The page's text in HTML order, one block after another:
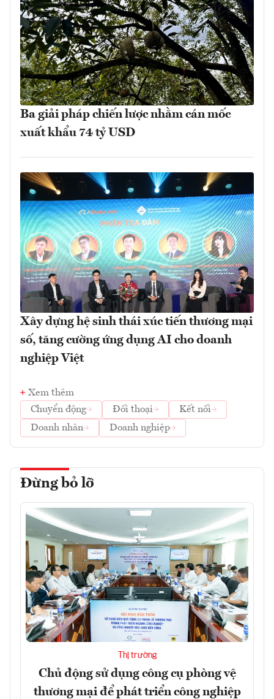
Ba giải pháp chiến lược nhằm cán mốc
xuất khẩu 74 tỷ USD
Xây dựng hệ sinh thái xúc tiến thương mại
số, tăng cường ứng dụng AI cho doanh
nghiệp Việt
Xem thêm
Chuyển động
Đối thoại
Kết nối
Doanh nhân
Doanh nghiệp
Đừng bỏ lỡ
Thị trường
Chủ động sử dụng công cụ phòng vệ
thương mại để phát triển công nghiệp